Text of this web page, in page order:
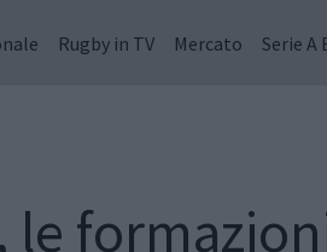
Rugby in TV Mercato Serie A
le